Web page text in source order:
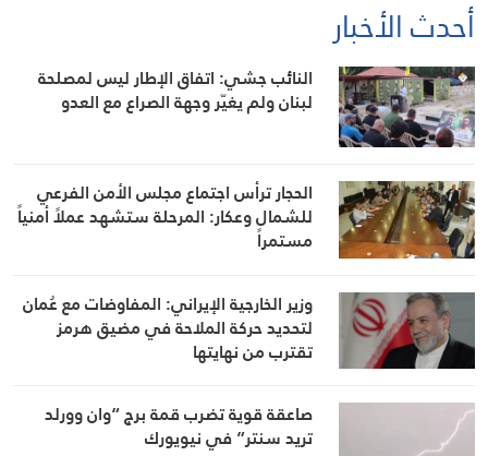
أحدث الأخبار
النائب جشي: اتفاق الإطار ليس لمصلحة
لبنان ولم يغيّر وجهة الصراع مع العدو
الحجار ترأس اجتماع مجلس الأمن الفرعي
للشمال وعكار: المرحلة ستشهد عملاً أمنياً
مستمراً
وزير الخارجية الإيراني: المفاوضات مع عُمان
لتحديد حركة الملاحة في مضيق هرمز
تقترب من نهايتها
صاعقة قوية تضرب قمة برج “وان وورلد
تريد سنتر” في نيويورك